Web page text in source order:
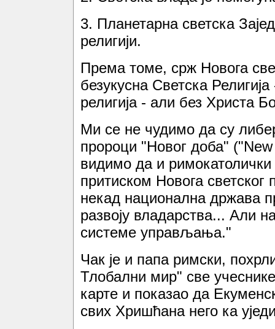
3. Планетарна светска
религији.
Према томе, срж Новога
безукусна Светска
религија - али без Христа
Ми се не чудимо да су
пророци "Новог доба"
видимо да и римокатолички
притиском Новога
некад национална држава
развоју владарства... Али
системе управљања."
Чак је и папа римски,
Тлобални мир" све
карте и показао да
свих Хришћана него ка